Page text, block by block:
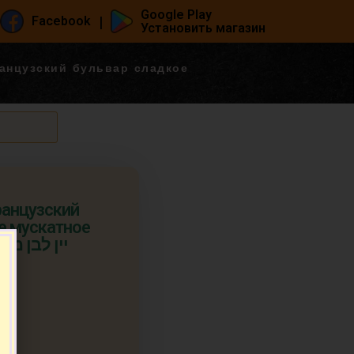
Facebook |
Google Play
Установить магазин
бульвар сладкое
мускатное